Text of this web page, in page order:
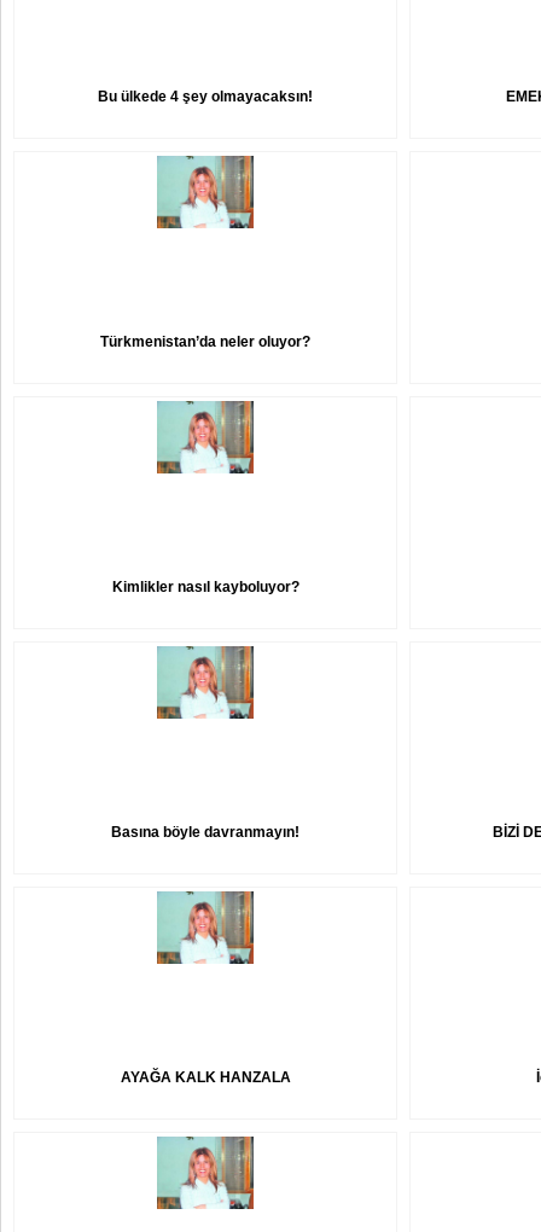
Bu ülkede 4 şey olmayacaksın!
Türkmenistan’da neler oluyor?
Kimlikler nasıl kayboluyor?
Basına böyle davranmayın! BİZİ
AYAĞA KALK HANZALA